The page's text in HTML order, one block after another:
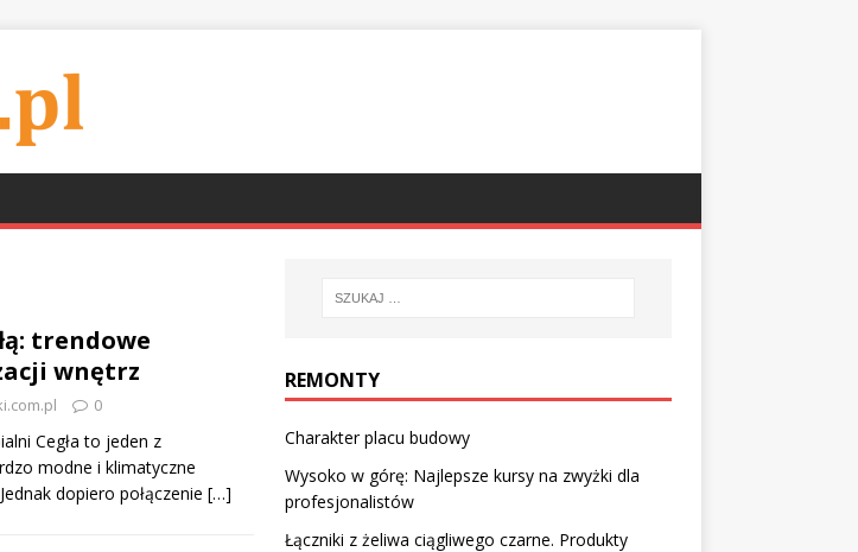
trendowe
wnętrz
0
Cegła to jeden z
modne i klimatyczne
dopiero połączenie […]
REMONTY
Charakter placu budowy
Wysoko w górę: Najlepsze kursy na zwyżki dla
profesjonalistów
Łączniki z żeliwa ciągliwego czarne. Produkty